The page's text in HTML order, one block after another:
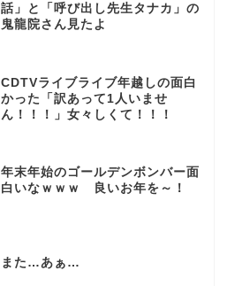
話」と「呼び出し先生タナカ」の
鬼龍院さん見たよ
CDTVライブライブ年越しの面白
かった「訳あって1人いませ
ん！！！」女々しくて！！！
年末年始のゴールデンボンバー面
白いなｗｗｗ 良いお年を～！
また…あぁ…